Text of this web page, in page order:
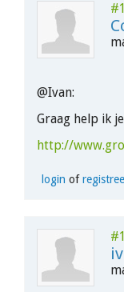
@Ivan:
Graag help ik
http://
login of